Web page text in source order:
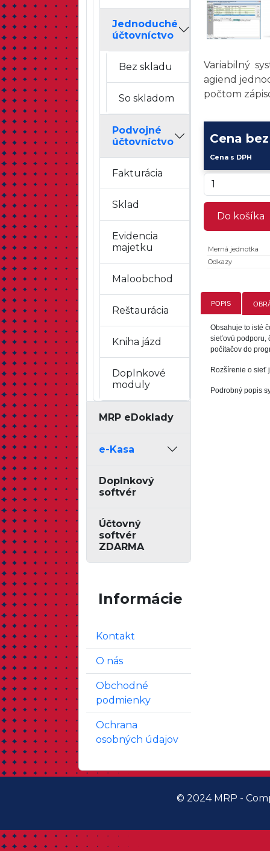
Jednoduché
účtovníctvo
Bez skladu
So skladom
Podvojné
účtovníctvo
Fakturácia
Sklad
Evidencia
majetku
Maloobchod
Reštaurácia
Kniha jázd
Doplnkové
moduly
MRP eDoklady
e-Kasa
Doplnkový
softvér
Účtovný
softvér
ZDARMA
Informácie
Kontakt
O nás
Obchodné
podmienky
Ochrana
osobných údajov
Variabilný
agiend
počtom
Cena
Cena s DPH
Do košíka
Merná jednotka
Odkazy
POPIS
Obsahuje to isté
sieťovú podporu,
počítačov do
Rozšírenie o sieť
Podrobný popis
© 2024 MRP -